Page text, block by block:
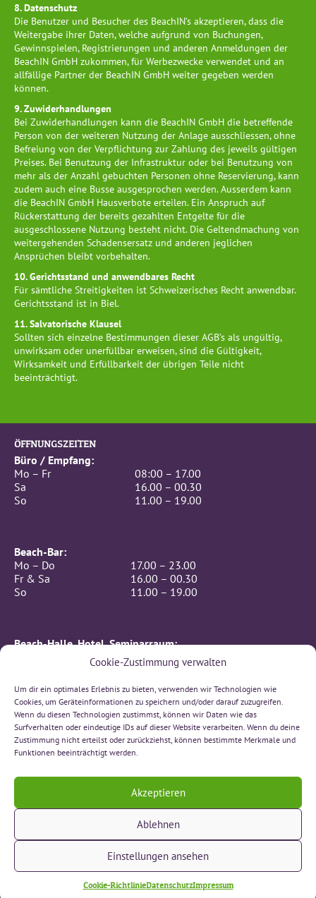
Cookie-Zustimmung verwalten
Um dir ein optimales Erlebnis zu bieten, verwenden wir Technologien wie
Cookies, um Geräteinformationen zu speichern und/oder darauf zuzugreifen.
Wenn du diesen Technologien zustimmst, können wir Daten wie das
Surfverhalten oder eindeutige IDs auf dieser Website verarbeiten. Wenn du deine
Zustimmung nicht erteilst oder zurückziehst, können bestimmte Merkmale und
Funktionen beeinträchtigt werden.
Akzeptieren
Ablehnen
Einstellungen ansehen
Cookie-RichtlinieDatenschutzImpressum
8. Datenschutz
Die Benutzer und Besucher des BeachIN’s akzeptieren, dass die
Weitergabe ihrer Daten, welche aufgrund von Buchungen,
Gewinnspielen, Registrierungen und anderen Anmeldungen der
BeachIN GmbH zukommen, für Werbezwecke verwendet und an
allfällige Partner der BeachIN GmbH weiter gegeben werden
können.
9. Zuwiderhandlungen
Bei Zuwiderhandlungen kann die BeachIN GmbH die betreffende
Person von der weiteren Nutzung der Anlage ausschliessen, ohne
Befreiung von der Verpflichtung zur Zahlung des jeweils gültigen
Preises. Bei Benutzung der Infrastruktur oder bei Benutzung von
mehr als der Anzahl gebuchten Personen ohne Reservierung, kann
zudem auch eine Busse ausgesprochen werden. Ausserdem kann
die BeachIN GmbH Hausverbote erteilen. Ein Anspruch auf
Rückerstattung der bereits gezahlten Entgelte für die
ausgeschlossene Nutzung besteht nicht. Die Geltendmachung von
weitergehenden Schadensersatz und anderen jeglichen
Ansprüchen bleibt vorbehalten.
10. Gerichtsstand und anwendbares Recht
Für sämtliche Streitigkeiten ist Schweizerisches Recht anwendbar.
Gerichtsstand ist in Biel.
11. Salvatorische Klausel
Sollten sich einzelne Bestimmungen dieser AGB’s als ungültig,
unwirksam oder unerfüllbar erweisen, sind die Gültigkeit,
Wirksamkeit und Erfüllbarkeit der übrigen Teile nicht
beeinträchtigt.
ÖFFNUNGSZEITEN
Büro / Empfang:
Mo – Fr
08:00 – 17.00
Sa
16.00 – 00.30
So
11.00 – 19.00
Beach-Bar:
Mo – Do
17.00 – 23.00
Fr & Sa
16.00 – 00.30
So
11.00 – 19.00
Beach-Halle, Hotel, Seminarraum:
24/7 (Self-Checkin)
BeachIN GmbH
Rämismatte 7, 3232 Ins
Telefon 032 312 00 66
sonne(at)beachin.ch
Schreibe uns auf Whatsapp!
» Lageplan
» Impressum